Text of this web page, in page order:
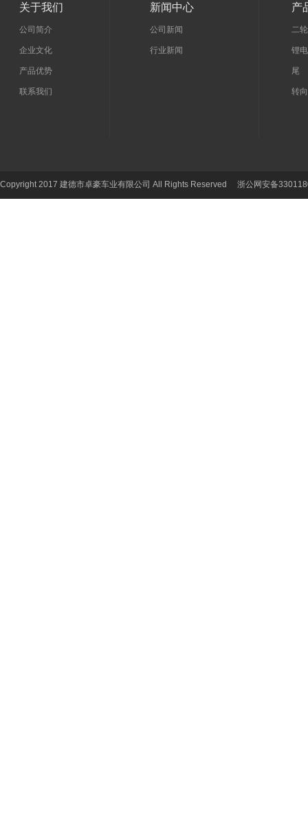
关于我们
公司简介
企业文化
产品优势
联系我们
新闻中心
公司新闻
行业新闻
产
二
锂
尾
转
Copyright 2017 建德市卓豪车业有限公司 All Rights Reserved 浙公网安备